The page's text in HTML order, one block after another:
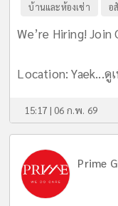
บ้านและห้องเช่า อ
We’re Hiring! Join
Location: Yaek...ดู
15:17 | 06 ก.พ. 69
Prime